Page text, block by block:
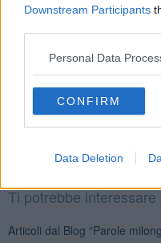
Downstream Participants
Personal Data
CONFIRM
Data Deletion
Maria Caruso
Se vuoi leggere le notizie
Newsletter QUInews -
alle 20:00 direttamente nella
Ti potrebbe interessare
Articoli dal Blog “Parole